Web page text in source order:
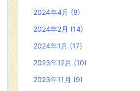
2024年4月 (8)
2024年2月 (14)
2024年1月 (17)
2023年12月 (10)
2023年11月 (9)